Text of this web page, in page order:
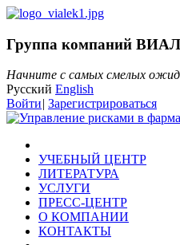
Группа компаний
Начните с самых смелых
Русский English
Войти| Зарегистрироваться
УЧЕБНЫЙ ЦЕНТР
ЛИТЕРАТУРА
УСЛУГИ
ПРЕСС-ЦЕНТР
О КОМПАНИИ
КОНТАКТЫ